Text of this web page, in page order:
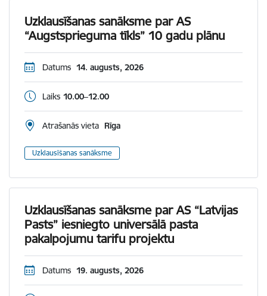
Uzklausīšanas sanāksme par AS
“Augstsprieguma tīkls” 10 gadu plānu
Datums 14. augusts, 2026
Laiks 10.00–12.00
Atrašanās vieta Rīga
Uzklausīšanas sanāksme
Uzklausīšanas sanāksme par AS “Latvijas
Pasts” iesniegto universālā pasta
pakalpojumu tarifu projektu
Datums 19. augusts, 2026